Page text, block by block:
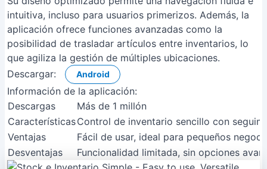
intuitiva, incluso para usuarios primerizos. Además, la
aplicación ofrece funciones avanzadas como la
posibilidad de trasladar artículos entre inventarios, lo
que agiliza la gestión de múltiples ubicaciones.
Descargar:
Android
Información de la aplicación:
Descargas
Más de 1 millón
CaracterísticasControl de inventario sencillo con
Ventajas
Fácil de usar, ideal para pequeños
Desventajas
Funcionalidad limitada, sin opciones